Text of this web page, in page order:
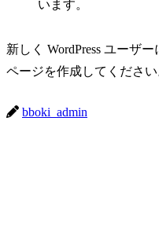
います。
新しく WordPress ユーザー
ページを作成してくださ
bboki_admin